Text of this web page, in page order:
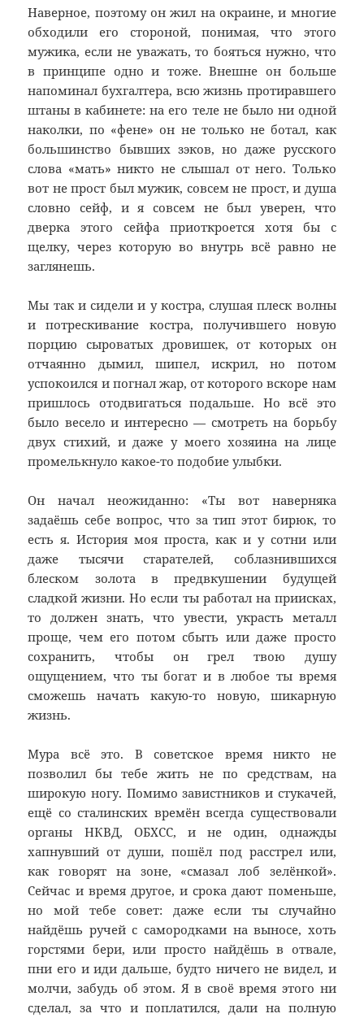
Наверное, поэтому он жил на окраине, и многие
обходили его стороной, понимая, что этого
мужика, если не уважать, то бояться нужно, что
в принципе одно и тоже. Внешне он больше
напоминал бухгалтера, всю жизнь протиравшего
штаны в кабинете: на его теле не было ни одной
наколки, по «фене» он не только не ботал, как
большинство бывших зэков, но даже русского
слова «мать» никто не слышал от него. Только
вот не прост был мужик, совсем не прост, и душа
словно сейф, и я совсем не был уверен, что
дверка этого сейфа приоткроется хотя бы с
щелку, через которую во внутрь всё равно не
заглянешь.
Мы так и сидели и у костра, слушая плеск волны
и потрескивание костра, получившего новую
порцию сыроватых дровишек, от которых он
отчаянно дымил, шипел, искрил, но потом
успокоился и погнал жар, от которого вскоре нам
пришлось отодвигаться подальше. Но всё это
было весело и интересно — смотреть на борьбу
двух стихий, и даже у моего хозяина на лице
промелькнуло какое-то подобие улыбки.
Он начал неожиданно: «Ты вот наверняка
задаёшь себе вопрос, что за тип этот бирюк, то
есть я. История моя проста, как и у сотни или
даже тысячи старателей, соблазнившихся
блеском золота в предвкушении будущей
сладкой жизни. Но если ты работал на приисках,
то должен знать, что увести, украсть металл
проще, чем его потом сбыть или даже просто
сохранить, чтобы он грел твою душу
ощущением, что ты богат и в любое ты время
сможешь начать какую-то новую, шикарную
жизнь.
Мура всё это. В советское время никто не
позволил бы тебе жить не по средствам, на
широкую ногу. Помимо завистников и стукачей,
ещё со сталинских времён всегда существовали
органы НКВД, ОБХСС, и не один, однажды
хапнувший от души, пошёл под расстрел или,
как говорят на зоне, «смазал лоб зелёнкой».
Сейчас и время другое, и срока дают поменьше,
но мой тебе совет: даже если ты случайно
найдёшь ручей с самородками на выносе, хоть
горстями бери, или просто найдёшь в отвале,
пни его и иди дальше, будто ничего не видел, и
молчи, забудь об этом. Я в своё время этого ни
сделал, за что и поплатился, дали на полную